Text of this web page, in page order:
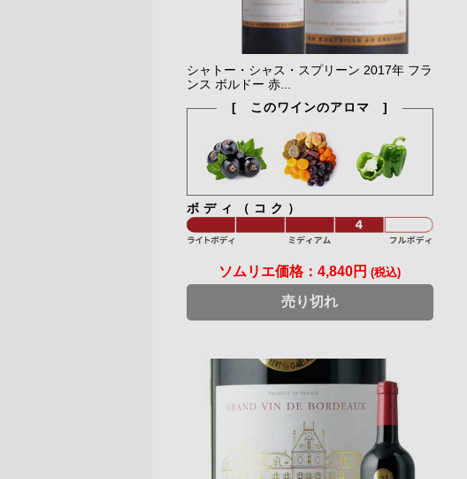
シャトー・シャス・スプリーン 2017年 フラ
ンス ボルドー 赤...
[ このワインのアロマ ]
ボディ（コク）
ソムリエ価格：4,840円 (税込)
売り切れ